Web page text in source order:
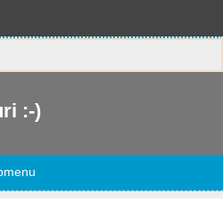
:-)